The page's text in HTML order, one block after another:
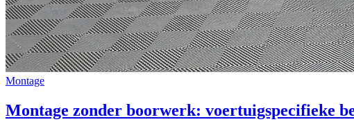
Montage
Montage zonder boorwerk: voertuigspecifieke